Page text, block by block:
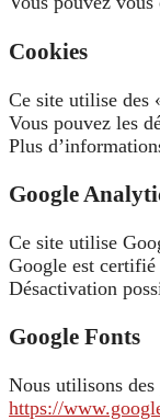
Cookies
Ce site utilise des
Vous pouvez les
Plus
Google
Ce site utilise
Google est
Désactivation
Google Fonts
Nous utilisons
https://